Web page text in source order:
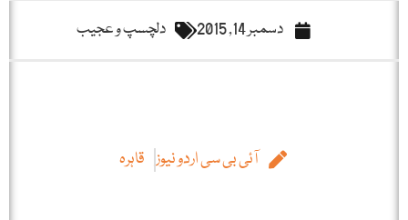
دسمبر 14, 2015 دلچسپ و عجیب
آئی بی سی اردو نیوز قاہرہ